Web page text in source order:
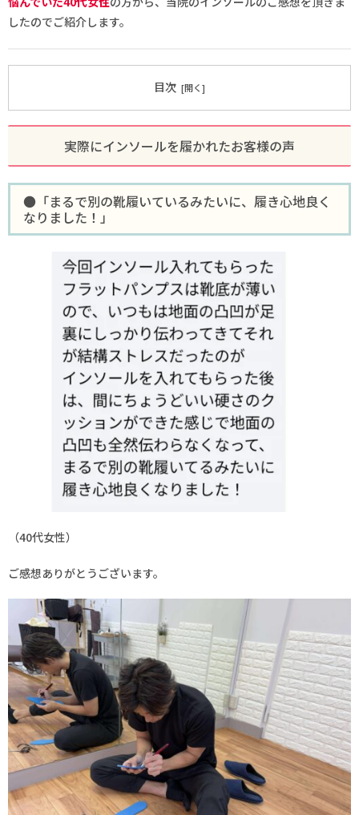
したのでご紹介します。
目次
実際にインソールを履かれたお客様の声
●「まるで別の靴履いているみたいに、履き心地良く
なりました！」
（40代女性）
ご感想ありがとうございます。